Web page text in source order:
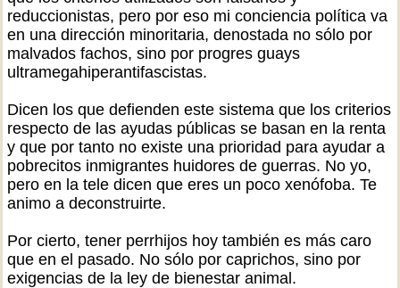
reduccionistas, pero por eso mi conciencia política va
en una dirección minoritaria, denostada no sólo por
malvados fachos, sino por progres guays
ultramegahiperantifascistas.
Dicen los que defienden este sistema que los criterios
respecto de las ayudas públicas se basan en la renta
y que por tanto no existe una prioridad para ayudar a
pobrecitos inmigrantes huidores de guerras. No yo,
pero en la tele dicen que eres un poco xenófoba. Te
animo a deconstruirte.
Por cierto, tener perrhijos hoy también es más caro
que en el pasado. No sólo por caprichos, sino por
exigencias de la ley de bienestar animal.